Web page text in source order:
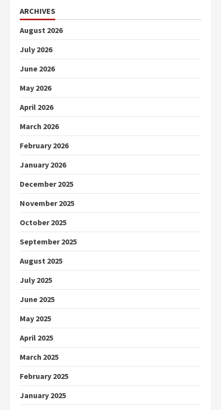
ARCHIVES
August 2026
July 2026
June 2026
May 2026
April 2026
March 2026
February 2026
January 2026
December 2025
November 2025
October 2025
September 2025
August 2025
July 2025
June 2025
May 2025
April 2025
March 2025
February 2025
January 2025